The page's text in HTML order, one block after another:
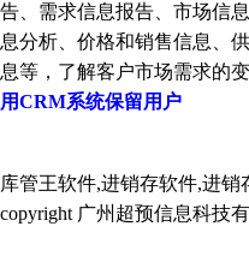
告、需求信息报告、市场信
息分析、价格和销售信息、
息等，了解客户市场需求的
用CRM系统保留用户
库管王软件,进销存软件,进
copyright 广州超预信息科技